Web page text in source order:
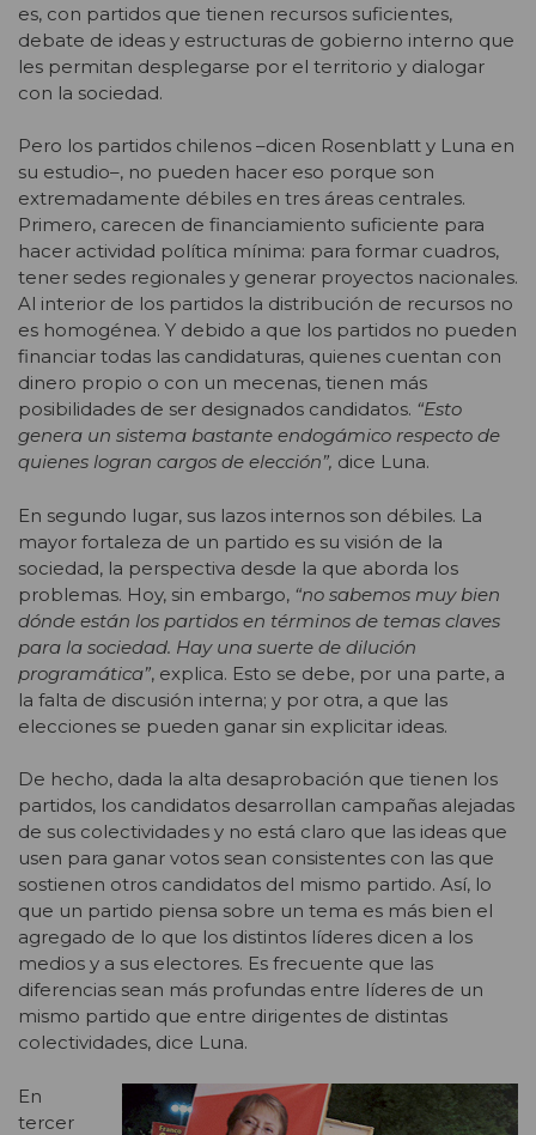
es, con partidos que tienen recursos suficientes,
debate de ideas y estructuras de gobierno interno que
les permitan desplegarse por el territorio y dialogar
con la sociedad.
Pero los partidos chilenos –dicen Rosenblatt y Luna en
su estudio–, no pueden hacer eso porque son
extremadamente débiles en tres áreas centrales.
Primero, carecen de financiamiento suficiente para
hacer actividad política mínima: para formar cuadros,
tener sedes regionales y generar proyectos nacionales.
Al interior de los partidos la distribución de recursos no
es homogénea. Y debido a que los partidos no pueden
financiar todas las candidaturas, quienes cuentan con
dinero propio o con un mecenas, tienen más
posibilidades de ser designados candidatos. “Esto
genera un sistema bastante endogámico respecto de
quienes logran cargos de elección”, dice Luna.
En segundo lugar, sus lazos internos son débiles. La
mayor fortaleza de un partido es su visión de la
sociedad, la perspectiva desde la que aborda los
problemas. Hoy, sin embargo, “no sabemos muy bien
dónde están los partidos en términos de temas claves
para la sociedad. Hay una suerte de dilución
programática”, explica. Esto se debe, por una parte, a
la falta de discusión interna; y por otra, a que las
elecciones se pueden ganar sin explicitar ideas.
De hecho, dada la alta desaprobación que tienen los
partidos, los candidatos desarrollan campañas alejadas
de sus colectividades y no está claro que las ideas que
usen para ganar votos sean consistentes con las que
sostienen otros candidatos del mismo partido. Así, lo
que un partido piensa sobre un tema es más bien el
agregado de lo que los distintos líderes dicen a los
medios y a sus electores. Es frecuente que las
diferencias sean más profundas entre líderes de un
mismo partido que entre dirigentes de distintas
colectividades, dice Luna.
En
tercer